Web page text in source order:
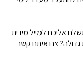
אליכם למייל מידית
צרו איתנו קשר